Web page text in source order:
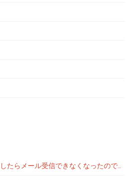
たらメール受信できなくなったので…